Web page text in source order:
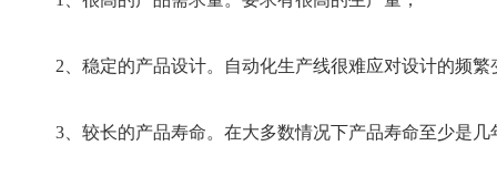
2、稳定的产品设计。自动化生产线很难应对设计的频繁
3、较长的产品寿命。在大多数情况下产品寿命至少是几